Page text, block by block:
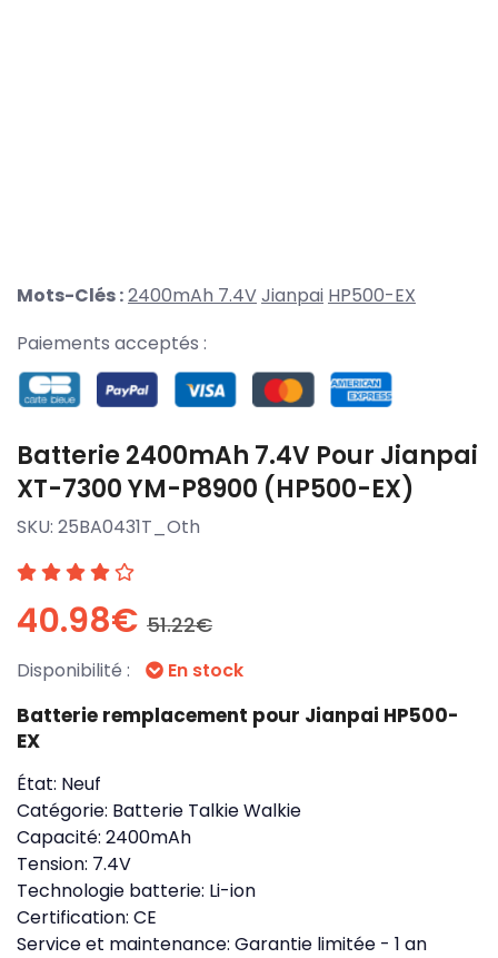
Mots-Clés :2400mAh 7.4VJianpai HP500-EX
Paiements acceptés :
Batterie 2400mAh 7.4V Pour Jianpai
XT-7300 YM-P8900 (HP500-EX)
SKU: 25BA0431T_Oth
40.98€ 51.22€
Disponibilité : En stock
Batterie remplacement pour Jianpai HP500-
EX
État: Neuf
Catégorie: Batterie Talkie Walkie
Capacité: 2400mAh
Tension: 7.4V
Technologie batterie: Li-ion
Certification: CE
Service et maintenance: Garantie limitée - 1 an